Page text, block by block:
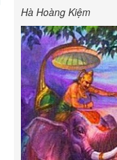
Hà Hoàng Kiệm